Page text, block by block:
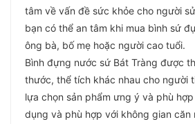
tâm về vấn đề sức khỏe cho người
bạn có thể an tâm khi mua bình sứ
ông bà, bố mẹ hoặc người cao tuổi.
Bình đựng nước sứ Bát Tràng được
thước, thể tích khác nhau cho người
lựa chọn sản phẩm ưng ý và phù
dụng và phù hợp với không gian căn